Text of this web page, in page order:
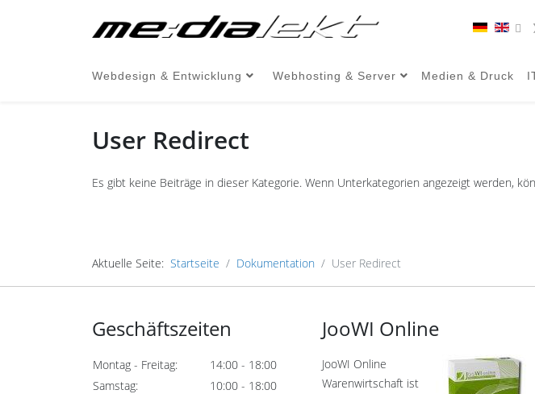
Webdesign & Entwicklung Webhosting & Server Medien & Druck
User Redirect
Es gibt keine Beiträge in dieser Kategorie. Wenn Unterkategorien angezeigt werden,
Aktuelle Seite: Startseite Dokumentation User Redirect
Geschäftszeiten
Montag - Freitag:
14:00 - 18:00
Samstag:
10:00 - 18:00
JooWI Online
JooWI Online
Warenwirtschaft ist